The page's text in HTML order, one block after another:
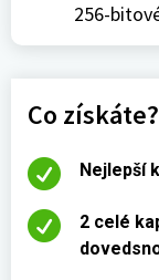
256-
Co získáte?
 Nejlepší

2 celé